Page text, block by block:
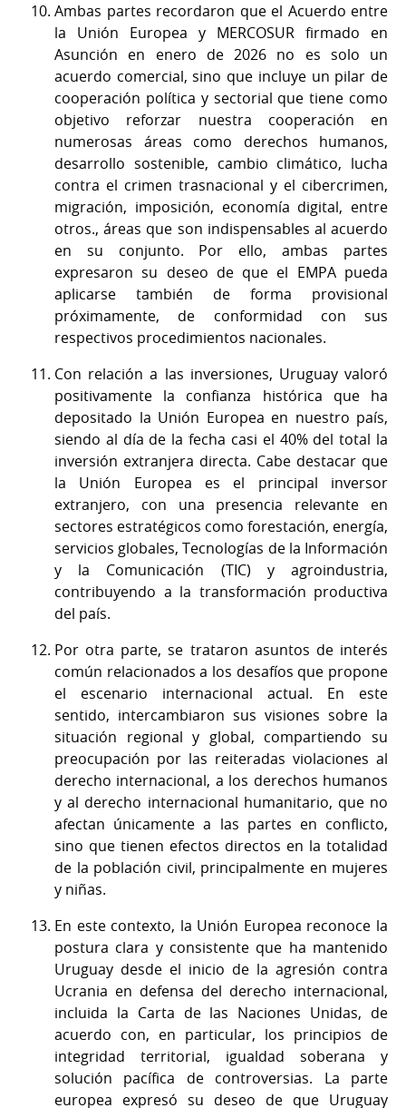
Ambas partes recordaron que el Acuerdo entre
la Unión Europea y MERCOSUR firmado en
Asunción en enero de 2026 no es solo un
acuerdo comercial, sino que incluye un pilar de
cooperación política y sectorial que tiene como
objetivo reforzar nuestra cooperación en
numerosas áreas como derechos humanos,
desarrollo sostenible, cambio climático, lucha
contra el crimen trasnacional y el cibercrimen,
migración, imposición, economía digital, entre
otros., áreas que son indispensables al acuerdo
en su conjunto. Por ello, ambas partes
expresaron su deseo de que el EMPA pueda
aplicarse también de forma provisional
próximamente, de conformidad con sus
respectivos procedimientos nacionales.
Con relación a las inversiones, Uruguay valoró
positivamente la confianza histórica que ha
depositado la Unión Europea en nuestro país,
siendo al día de la fecha casi el 40% del total la
inversión extranjera directa. Cabe destacar que
la Unión Europea es el principal inversor
extranjero, con una presencia relevante en
sectores estratégicos como forestación, energía,
servicios globales, Tecnologías de la Información
y la Comunicación (TIC) y agroindustria,
contribuyendo a la transformación productiva
del país.
Por otra parte, se trataron asuntos de interés
común relacionados a los desafíos que propone
el escenario internacional actual. En este
sentido, intercambiaron sus visiones sobre la
situación regional y global, compartiendo su
preocupación por las reiteradas violaciones al
derecho internacional, a los derechos humanos
y al derecho internacional humanitario, que no
afectan únicamente a las partes en conflicto,
sino que tienen efectos directos en la totalidad
de la población civil, principalmente en mujeres
y niñas.
En este contexto, la Unión Europea reconoce la
postura clara y consistente que ha mantenido
Uruguay desde el inicio de la agresión contra
Ucrania en defensa del derecho internacional,
incluida la Carta de las Naciones Unidas, de
acuerdo con, en particular, los principios de
integridad territorial, igualdad soberana y
solución pacífica de controversias. La parte
europea expresó su deseo de que Uruguay